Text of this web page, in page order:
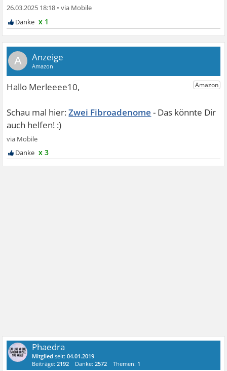
26.03.2025 18:18 •
x 1
A
Zwei Fibroadenome
x 3
Phaedra
Mitglied seit:04.01.2019
Beiträge:2192 Danke:2572 Themen: 1